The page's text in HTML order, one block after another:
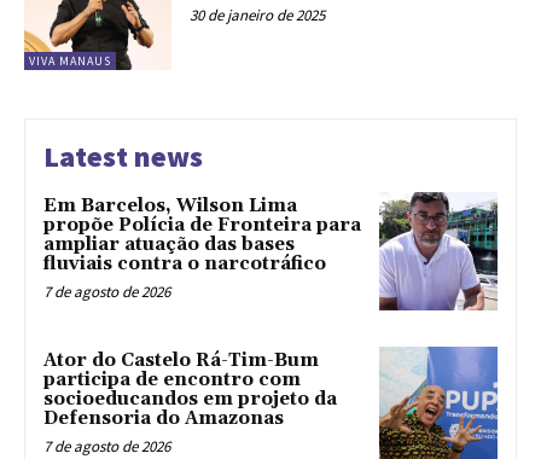
VIVA MANAUS
30 de janeiro de 2025
Latest news
Em Barcelos, Wilson Lima
propõe Polícia de Fronteira para
ampliar atuação das bases
fluviais contra o narcotráfico
7 de agosto de 2026
Ator do Castelo Rá-Tim-Bum
participa de encontro com
socioeducandos em projeto da
Defensoria do Amazonas
7 de agosto de 2026